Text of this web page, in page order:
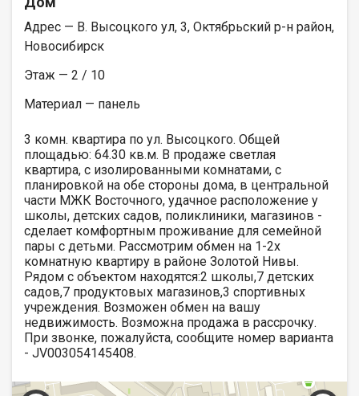
Адрес — В. Высоцкого ул, 3, Октябрьский р-н район,
Новосибирск
Этаж — 2 / 10
Материал — панель
3 комн. квартира по ул. Высоцкого. Общей
площадью: 64.30 кв.м. В продаже светлая
квартира, с изолированными комнатами, с
планировкой на обе стороны дома, в центральной
части МЖК Восточного, удачное расположение у
школы, детских садов, поликлиники, магазинов -
сделает комфортным проживание для семейной
пары с детьми. Рассмотрим обмен на 1-2х
комнатную квартиру в районе Золотой Нивы.
Рядом с объектом находятся:2 школы,7 детских
садов,7 продуктовых магазинов,3 спортивных
учреждения. Возможен обмен на вашу
недвижимость. Возможна продажа в рассрочку.
При звонке, пожалуйста, сообщите номер варианта
- JV003054145408.